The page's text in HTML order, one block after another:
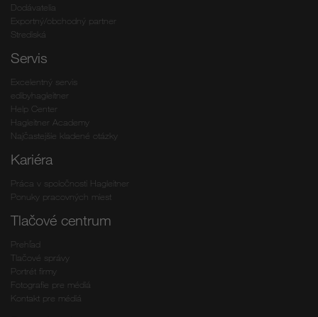
Dodávatelia
Exportný/obchodný partner
Strediská
Servis
Excelentný servis
edibyhagleitner
Help Center
Hagleitner Academy
Najčastejšie kladené otázky
Kariéra
Práca v spoločnosti Hagleitner
Ponuky pracovných miest
Tlačové centrum
Prehľad
Tlačové správy
Portrét firmy
Fotografie pre médiá
Kontakt pre médiá